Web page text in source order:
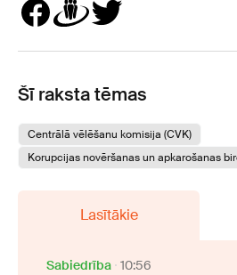
Šī raksta tēmas
Centrālā vēlēšanu komisija (CVK)
Korupcijas novēršanas un apkarošanas
Lasītākie
Sabiedrība 10:56